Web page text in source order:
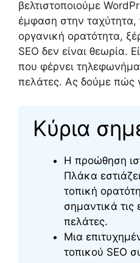
βελτιστοποιούμε
έμφαση στην ταχύτητα,
οργανική ορατότητα,
SEO δεν είναι θεωρία.
που φέρνει
πελάτες. Ας δούμε πώς
Κύρια
Η προώθηση
Πλάκα
τοπική
σημαντικά τις
πελάτες.
Μια
τοπικού SEO